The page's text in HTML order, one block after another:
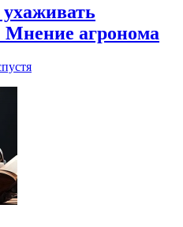
Мнение агронома